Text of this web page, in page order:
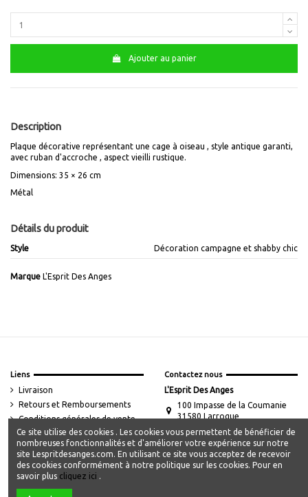
Ajouter au panier
Description
Plaque décorative représentant une cage à oiseau , style antique garanti,
avec ruban d'accroche , aspect vieilli rustique.
Dimensions: 35 × 26 cm
Métal
Détails du produit
Style Décoration campagne et shabby chic
Marque L'Esprit Des Anges
Liens
Livraison
Retours et Remboursements
Conditions générales de vente
Mentions légales
Les cookies
Mon compte
Contactez nous
L'Esprit Des Anges
100 Impasse de la Coumanie
31580 Larroque
contact@lespritdesanges.com
Ce site utilise des cookies . Les cookies vous permettent de bénéficier de
nombreuses fonctionnalités et d'améliorer votre expérience sur notre
site Lespritdesanges.com. En utilisant ce site vous acceptez de recevoir
des cookies conformément à notre politique sur les cookies. Pour en
savoir plus cliquez ici .